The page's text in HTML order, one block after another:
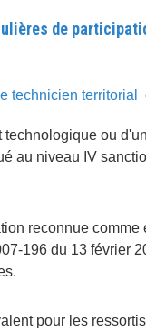
de
technicien territorial
technologique ou
au niveau IV
reconnue
196 du 13 février
pour les